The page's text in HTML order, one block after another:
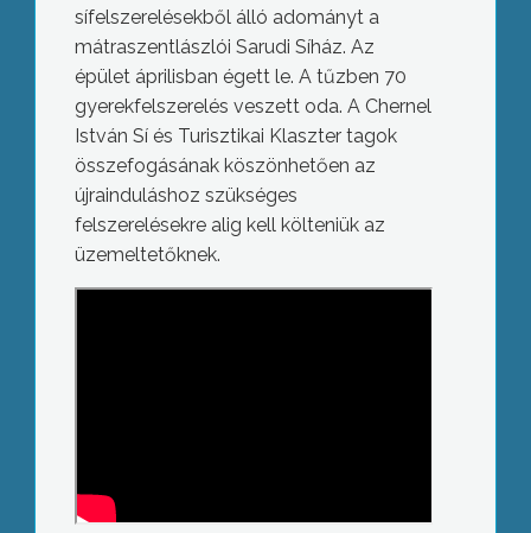
sífelszerelésekből álló adományt a
mátraszentlászlói Sarudi Síház. Az
épület áprilisban égett le. A tűzben 70
gyerekfelszerelés veszett oda. A Chernel
István Sí és Turisztikai Klaszter tagok
összefogásának köszönhetően az
újrainduláshoz szükséges
felszerelésekre alig kell költeniük az
üzemeltetőknek.